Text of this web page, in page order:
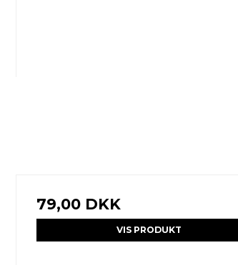
79,00 DKK
VIS PRODUKT